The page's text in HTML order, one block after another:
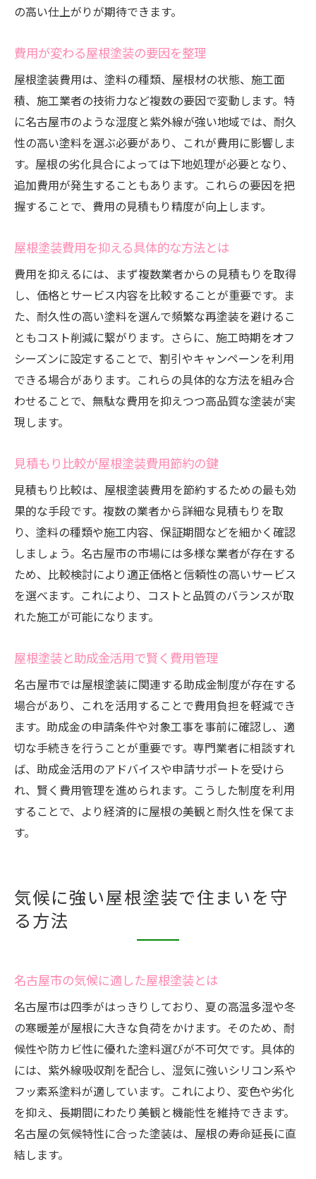
の高い仕上がりが期待できます。
費用が変わる屋根塗装の要因を整理
屋根塗装費用は、塗料の種類、屋根材の状態、施工面
積、施工業者の技術力など複数の要因で変動します。特
に名古屋市のような湿度と紫外線が強い地域では、耐久
性の高い塗料を選ぶ必要があり、これが費用に影響しま
す。屋根の劣化具合によっては下地処理が必要となり、
追加費用が発生することもあります。これらの要因を把
握することで、費用の見積もり精度が向上します。
屋根塗装費用を抑える具体的な方法とは
費用を抑えるには、まず複数業者からの見積もりを取得
し、価格とサービス内容を比較することが重要です。ま
た、耐久性の高い塗料を選んで頻繁な再塗装を避けるこ
ともコスト削減に繋がります。さらに、施工時期をオフ
シーズンに設定することで、割引やキャンペーンを利用
できる場合があります。これらの具体的な方法を組み合
わせることで、無駄な費用を抑えつつ高品質な塗装が実
現します。
見積もり比較が屋根塗装費用節約の鍵
見積もり比較は、屋根塗装費用を節約するための最も効
果的な手段です。複数の業者から詳細な見積もりを取
り、塗料の種類や施工内容、保証期間などを細かく確認
しましょう。名古屋市の市場には多様な業者が存在する
ため、比較検討により適正価格と信頼性の高いサービス
を選べます。これにより、コストと品質のバランスが取
れた施工が可能になります。
屋根塗装と助成金活用で賢く費用管理
名古屋市では屋根塗装に関連する助成金制度が存在する
場合があり、これを活用することで費用負担を軽減でき
ます。助成金の申請条件や対象工事を事前に確認し、適
切な手続きを行うことが重要です。専門業者に相談すれ
ば、助成金活用のアドバイスや申請サポートを受けら
れ、賢く費用管理を進められます。こうした制度を利用
することで、より経済的に屋根の美観と耐久性を保てま
す。
気候に強い屋根塗装で住まいを守
る方法
名古屋市の気候に適した屋根塗装とは
名古屋市は四季がはっきりしており、夏の高温多湿や冬
の寒暖差が屋根に大きな負荷をかけます。そのため、耐
候性や防カビ性に優れた塗料選びが不可欠です。具体的
には、紫外線吸収剤を配合し、湿気に強いシリコン系や
フッ素系塗料が適しています。これにより、変色や劣化
を抑え、長期間にわたり美観と機能性を維持できます。
名古屋の気候特性に合った塗装は、屋根の寿命延長に直
結します。